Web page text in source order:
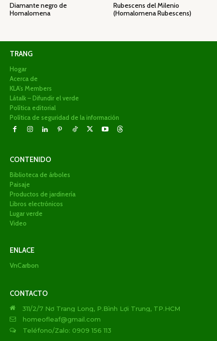
Diamante negro de
Homalomena
Rubescens del Milenio
(Homalomena Rubescens)
TRANG
Hogar
Acerca de
KLA’s Members
Látalk – Difundir el verde
Política editorial
Política de seguridad de la información
CONTENIDO
Biblioteca de árboles
Paisaje
Productos de jardinería
Libros electrónicos
Lugar verde
Video
ENLACE
VnCarbon
CONTACTO
311/2/7 Nơ Trang Long, P.Bình Lợi Trung, TP.HCM
homeofleaf@gmail.com
Teléfono/Zalo: 0909 156 113